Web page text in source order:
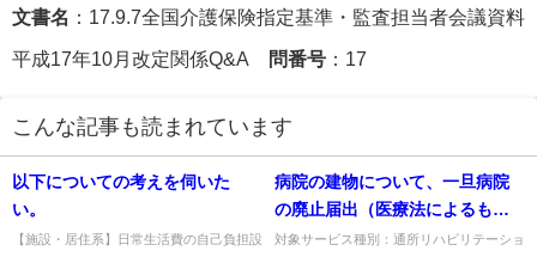
文書名 ：17.9.7全国介護保険指定基準・監査担当者会議資料
平成17年10月改定関係Q&A 問番号 ：17
こんな記事も読まれています
以下についての考えを伺いた
い。
【施設・居住系】日常生活費の自己負担設
病院の建物について、一旦病院
の廃止届出（医療法によるも
の）を行った後、改めて診療所
対象サービス種別：通所リハビリテーショ